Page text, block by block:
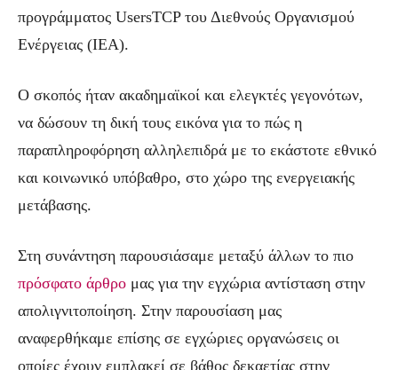
προγράμματος UsersTCP του Διεθνούς Οργανισμού
Ενέργειας (IEA).
Ο σκοπός ήταν ακαδημαϊκοί και ελεγκτές γεγονότων,
να δώσουν τη δική τους εικόνα για το πώς η
παραπληροφόρηση αλληλεπιδρά με το εκάστοτε εθνικό
και κοινωνικό υπόβαθρο, στο χώρο της ενεργειακής
μετάβασης.
Στη συνάντηση παρουσιάσαμε μεταξύ άλλων το πιο
πρόσφατο άρθρο μας για την εγχώρια αντίσταση στην
απολιγνιτοποίηση. Στην παρουσίαση μας
αναφερθήκαμε επίσης σε εγχώριες οργανώσεις οι
οποίες έχουν εμπλακεί σε βάθος δεκαετίας στην